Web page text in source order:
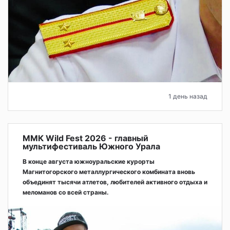
1 день назад
ММК Wild Fest 2026 - главный
мультифестиваль Южного Урала
В конце августа южноуральские курорты
Магнитогорского металлургического комбината вновь
объединят тысячи атлетов, любителей активного отдыха и
меломанов со всей страны.